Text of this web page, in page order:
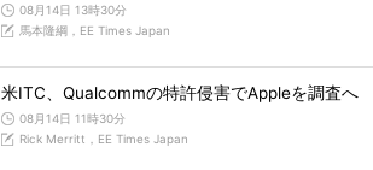
08月14日 13時30分
馬本隆綱，EE Times Japan
米ITC、Qualcommの特許侵害でAppleを調査へ
08月14日 11時30分
Rick Merritt，EE Times Japan